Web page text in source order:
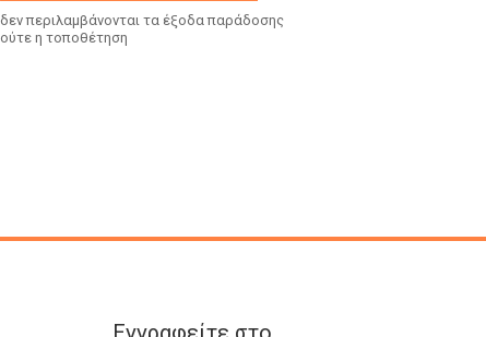
δεν περιλαμβάνονται τα έξοδα παράδοσης
ούτε η τοποθέτηση